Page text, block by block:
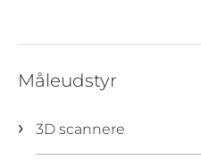
Måleudstyr
3D scannere